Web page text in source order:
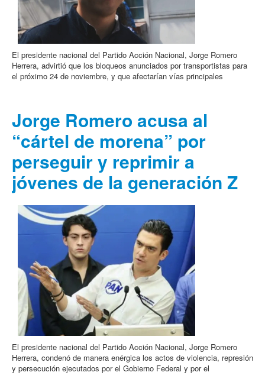
El presidente nacional del Partido Acción Nacional, Jorge Romero
Herrera, advirtió que los bloqueos anunciados por transportistas para
el próximo 24 de noviembre, y que afectarían vías principales
Jorge Romero acusa al
“cártel de morena” por
perseguir y reprimir a
jóvenes de la generación Z
El presidente nacional del Partido Acción Nacional, Jorge Romero
Herrera, condenó de manera enérgica los actos de violencia, represión
y persecución ejecutados por el Gobierno Federal y por el